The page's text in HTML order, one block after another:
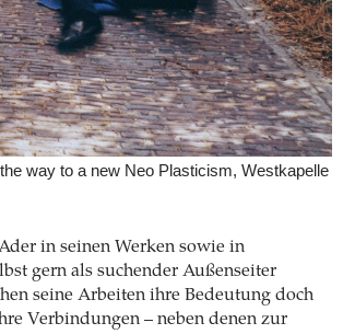
way to a new Neo Plasticism, Westkapelle
in seinen Werken sowie in
gern als suchender Außenseiter
seine Arbeiten ihre Bedeutung doch
Verbindungen – neben denen zur